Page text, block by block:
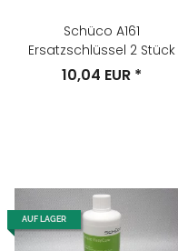
Schüco A161
Ersatzschlüssel 2 Stück
10,04 EUR *
AUF LAGER